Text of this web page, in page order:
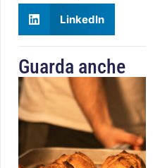
LinkedIn
Guarda anche